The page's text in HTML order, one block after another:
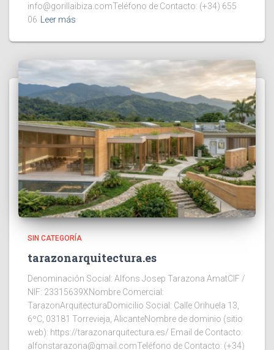
info@gorillaibiza.comTeléfono de Contacto: (+34) 655
06
Leer más
SIN CATEGORÍA
tarazonarquitectura.es
Denominación Social: Alfons Josep Tarazona AmatCIF /
NIF: 23315639XNombre Comercial:
TarazonArquitecturaDomicilio Social: Calle Orihuela 13,
6ºC, 03181 Torrevieja, AlicanteNombre de dominio (sitio
web): https://tarazonarquitectura.es/ Email de Contacto:
alfonstarazona@gmail.comTeléfono de Contacto: (+34)